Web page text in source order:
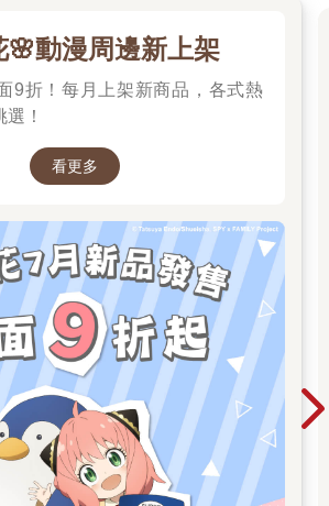
🌸動漫周邊新上架
9折！每月上架新商品，各式熱
！
看更多